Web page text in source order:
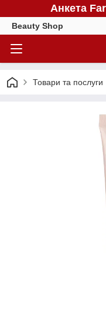
Анкета
Beauty Shop
Товари та послуги